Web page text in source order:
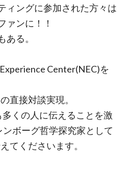
ィングに参加された方々は
ァンに！！
る。
Center(NEC)を
直接対談実現。
くの人に伝えることを激
ボーグ哲学探究家として
てくださいます。